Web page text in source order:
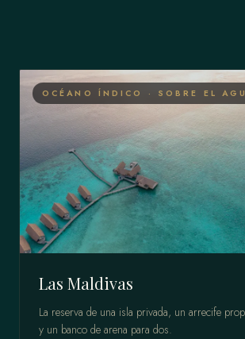
OCÉANO ÍNDICO · SOBRE EL
Las Maldivas
La reserva de una isla privada, un arrecife
y un banco de arena para dos.